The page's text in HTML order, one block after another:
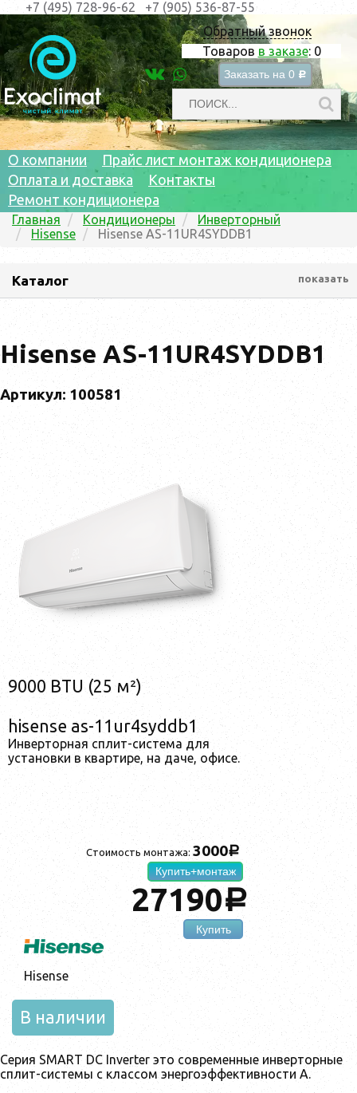
Обратный звонок
Товаров в заказе: 0
Заказать на 0 c
+7 (495) 728-96-62 +7 (905) 536-87-55
О компании
Прайс лист монтаж кондиционера
Оплата и доставка
Контакты
Ремонт кондиционера
Главная Кондиционеры
Инверторный
Hisense
Hisense AS-11UR4SYDDB1
Каталог показать
Hisense AS-11UR4SYDDB1
Артикул: 100581
9000 BTU (25 м²)
hisense as-11ur4syddb1
Инверторная сплит-система для
установки в квартире, на даче, офисе.
Стоимость монтажа: 3000a
Купить+монтаж
27190a
Купить
Hisense
В наличии
Серия SMART DC Inverter это современные инверторные
сплит-системы с классом энергоэффективности А.